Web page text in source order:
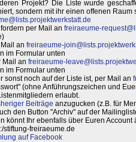
Projekt? Die Liste wurde
sondern mit ihr einen offenen Raum
per Mail an freiraeume-
an freiraeume-
im Formular unten
Mail an freiraeume-
im Formular unten
sonst noch auf der Liste ist, per Mail an
(ohne Anführungszeichen und
erlaubt.
Beiträge anzugucken (z.B. für
den Button "Archiv" auf der
könnt Ihr ebenfalls über Euren Account
stiftung-freiraeume.de
auf Facebook